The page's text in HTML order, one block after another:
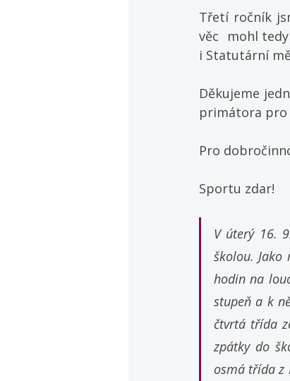
Třetí ročník
věc  mohl
i Statutární
Děkujeme
primátora
Pro
Sportu zdar!
V úterý 16.
školou.
hodin na
stupeň a k
čtvrtá třída
zpátky do
osmá třída z